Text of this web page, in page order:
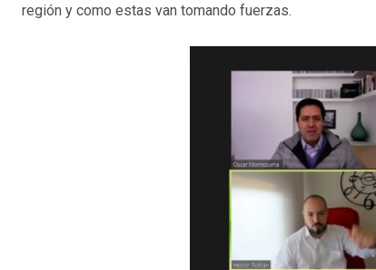
región y como estas van tomando fuerzas.